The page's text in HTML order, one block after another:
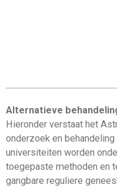
Alternatieve
Hieronder verstaat het
onderzoek en
universiteiten worden
toegepaste methoden en
gangbare reguliere